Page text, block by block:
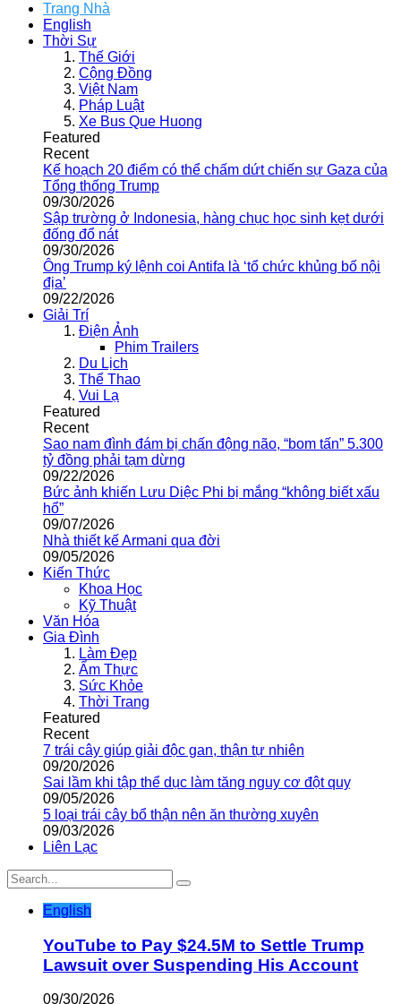
Trang Nhà
English
Thời Sự
Thế Giới
Cộng Đồng
Việt Nam
Pháp Luật
Xe Bus Que Huong
Featured
Recent
Kế hoạch 20 điểm có thể chấm dứt chiến sự Gaza của
Tổng thống Trump
09/30/2026
Sập trường ở Indonesia, hàng chục học sinh kẹt dưới
đống đổ nát
09/30/2026
Ông Trump ký lệnh coi Antifa là ‘tổ chức khủng bố nội
địa’
09/22/2026
Giải Trí
Điện Ảnh
Phim Trailers
Du Lịch
Thể Thao
Vui Lạ
Featured
Recent
Sao nam đình đám bị chấn động não, “bom tấn” 5.300
tỷ đồng phải tạm dừng
09/22/2026
Bức ảnh khiến Lưu Diệc Phi bị mắng “không biết xấu
hổ”
09/07/2026
Nhà thiết kế Armani qua đời
09/05/2026
Kiến Thức
Khoa Học
Kỹ Thuật
Văn Hóa
Gia Đình
Làm Đẹp
Ẩm Thực
Sức Khỏe
Thời Trang
Featured
Recent
7 trái cây giúp giải độc gan, thận tự nhiên
09/20/2026
Sai lầm khi tập thể dục làm tăng nguy cơ đột quỵ
09/05/2026
5 loại trái cây bổ thận nên ăn thường xuyên
09/03/2026
Liên Lạc
English
YouTube to Pay $24.5M to Settle Trump
Lawsuit over Suspending His Account
09/30/2026